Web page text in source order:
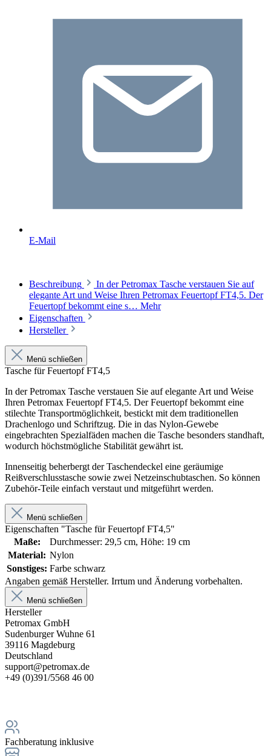
E-Mail
Beschreibung
In der Petromax Tasche verstauen Sie auf
elegante Art und Weise Ihren Petromax Feuertopf FT4,5. Der
Feuertopf bekommt eine s… Mehr
Eigenschaften
Hersteller
Menü schließen
Tasche für Feuertopf FT4,5
In der Petromax Tasche verstauen Sie auf elegante Art und Weise
Ihren Petromax Feuertopf FT4,5. Der Feuertopf bekommt eine
stilechte Transportmöglichkeit, bestickt mit dem traditionellen
Drachenlogo und Schriftzug. Die in das Nylon-Gewebe
eingebrachten Spezialfäden machen die Tasche besonders standhaft,
wodurch höchstmögliche Stabilität gewährt ist.
Innenseitig beherbergt der Taschendeckel eine geräumige
Reißverschlusstasche sowie zwei Netzeinschubtaschen. So können
Zubehör-Teile einfach verstaut und mitgeführt werden.
Menü schließen
Eigenschaften "Tasche für Feuertopf FT4,5"
Maße:
Durchmesser: 29,5 cm, Höhe: 19 cm
Material: Nylon
Sonstiges: Farbe schwarz
Angaben gemäß Hersteller. Irrtum und Änderung vorbehalten.
Menü schließen
Hersteller
Petromax GmbH
Sudenburger Wuhne 61
39116 Magdeburg
Deutschland
support@petromax.de
+49 (0)391/5568 46 00
Fachberatung inklusive